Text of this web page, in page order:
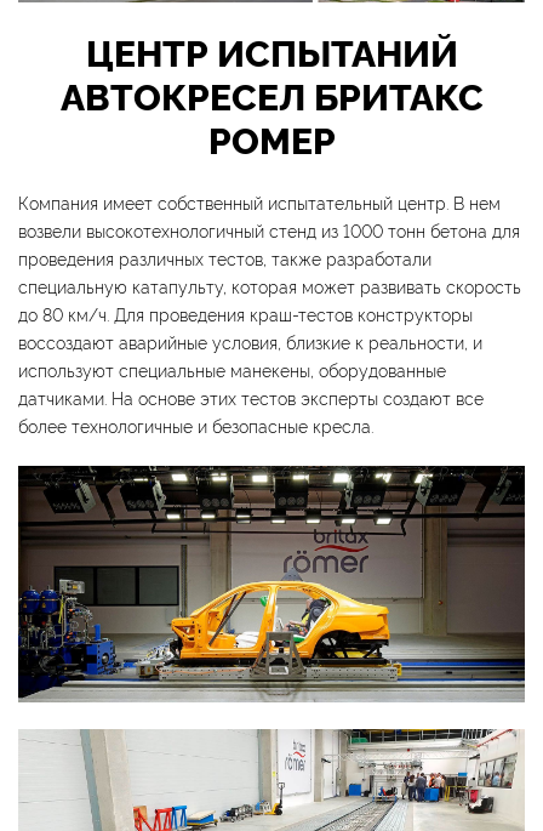
ЦЕНТР ИСПЫТАНИЙ
АВТОКРЕСЕЛ БРИТАКС
РОМЕР
Компания имеет собственный испытательный центр. В нем
возвели высокотехнологичный стенд из 1000 тонн бетона для
проведения различных тестов, также разработали
специальную катапульту, которая может развивать скорость
до 80 км/ч. Для проведения краш-тестов конструкторы
воссоздают аварийные условия, близкие к реальности, и
используют специальные манекены, оборудованные
датчиками. На основе этих тестов эксперты создают все
более технологичные и безопасные кресла.